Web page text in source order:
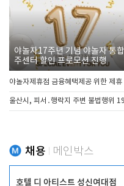
야놀자17주년 기념 야놀자 통
주센터 할인 프로모션 진행
야놀자제휴점 금융혜택제공 위한 제휴
울산시, 피서․행락지 주변 불법행위
채용 메인박스
호텔 디 아티스트 성신여대점